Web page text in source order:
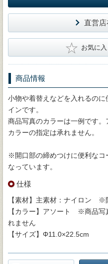
直営店
★ お気に
商品情報
小物や着替えなどを入れるの
インです。
商品写真のカラーは一例です
カラーの指定は承れません。
※開口部の締めつけに便利なコ
なっています。
仕様
【素材】主素材：ナイロン ※
【カラー】アソート ※商品写
れません
【サイズ】Φ11.0×22.5cm